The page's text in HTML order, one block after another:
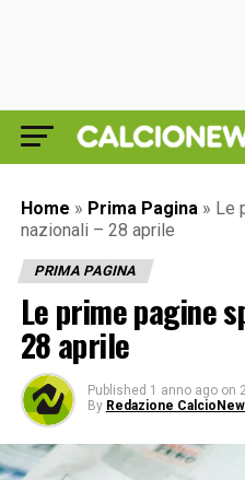
Home » Prima Pagina » Le
nazionali – 28 aprile
PRIMA PAGINA
Le prime pagine
28 aprile
Published 1 anno ago on
By Redazione